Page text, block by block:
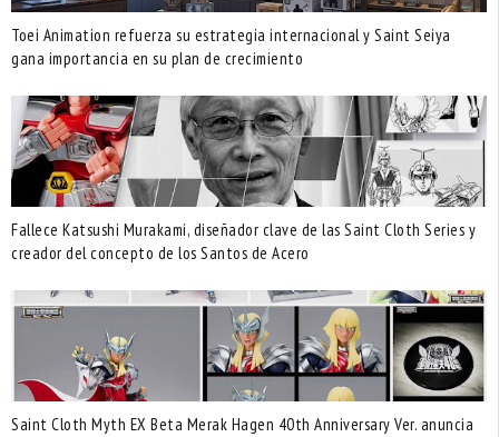
Toei Animation refuerza su estrategia internacional y Saint Seiya
gana importancia en su plan de crecimiento
Fallece Katsushi Murakami, diseñador clave de las Saint Cloth Series y
creador del concepto de los Santos de Acero
Saint Cloth Myth EX Beta Merak Hagen 40th Anniversary Ver. anuncia